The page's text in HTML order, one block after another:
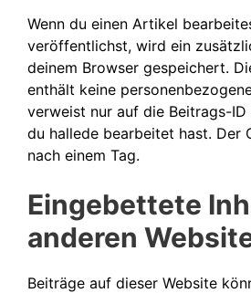
Wenn du einen Artikel
veröffentlichst, wird ein
deinem Browser gespeichert.
enthält keine
verweist nur auf die Beitrags-
du hallede bearbeitet hast. Der
nach einem Tag.
Eingebettete
anderen
Beiträge auf dieser Website